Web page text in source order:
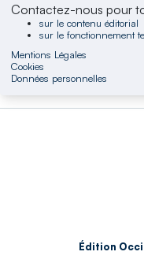
Contactez-nous pour
sur le contenu éditorial
sur le fonctionnement
Mentions Légales
Cookies
Données personnelles
Édition